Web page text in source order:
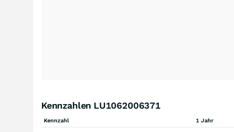
Kennzahlen LU1062006371
Kennzahl 1 Jahr